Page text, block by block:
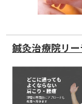
鍼灸治療院リ